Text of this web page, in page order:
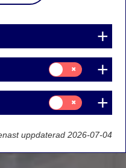
Samtycke
för:
Statistik
Samtycke
för:
Marknadsföring
uppdaterad 2026-07-04